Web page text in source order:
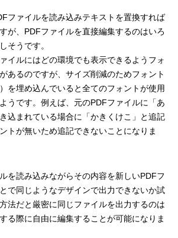
イト
扱い方針 サイトマップ
ファイルを読み込みテキストを置換すれば
が、PDFファイルを直接編集するのはいろ
そうです。
イルにはどの環境でも表示できるようフォ
あるのですが、サイズ削減のためフォント
を埋め込んでいると全てのフォントが使用
うです。例えば、元のPDFファイルに「あ
込まれている場合に「かきくけこ」と追記
トが無いため追記できないことになりま
を読み込みながらその内容を新しいPDFフ
で同じようなデザインで出力できないか試
法だと厳密に同じファイルを出力するのは
る際に自由に編集することが可能になりま